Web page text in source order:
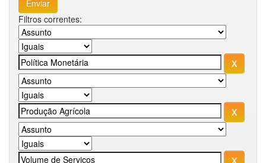
Filtros correntes: